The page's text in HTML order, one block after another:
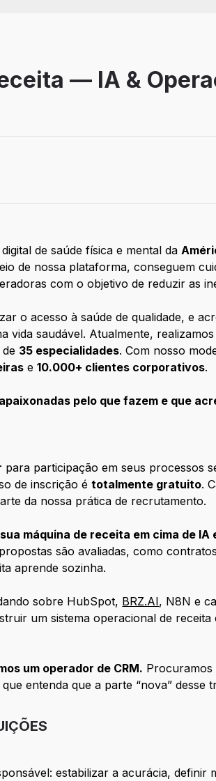
— IA &
de saúde física e mental da
de nossa plataforma, conseguem
com o objetivo de reduzir as
o acesso à saúde de qualidade, e
vida saudável. Atualmente, realizamos
de 35 especialidades. Com nosso
e10.000+ clientes corporativos.
pelo que fazem e que
para participação em seus processos
de inscrição étotalmente gratuito.
da nossa prática de recrutamento.
máquina de receita em cima de IA
são avaliadas, como
aprende sozinha.
sobre HubSpot, BRZ.AI, N8N e
um sistema operacional de
um operador de CRM. Procuramos
entenda que a parte “nova” desse
estabilizar a acurácia, definir